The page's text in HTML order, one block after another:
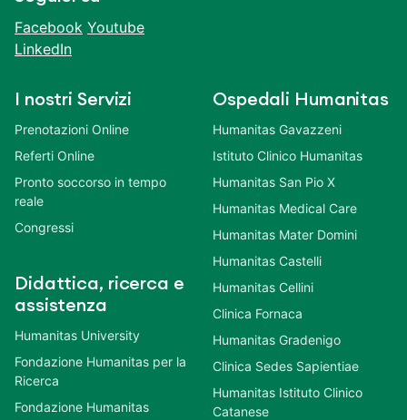
Facebook Youtube
LinkedIn
I nostri Servizi
Prenotazioni Online
Referti Online
Pronto soccorso in tempo
reale
Congressi
Didattica, ricerca e
assistenza
Humanitas University
Fondazione Humanitas per la
Ricerca
Fondazione Humanitas
Ospedali Humanitas
Humanitas Gavazzeni
Istituto Clinico Humanitas
Humanitas San Pio X
Humanitas Medical Care
Humanitas Mater Domini
Humanitas Castelli
Humanitas Cellini
Clinica Fornaca
Humanitas Gradenigo
Clinica Sedes Sapientiae
Humanitas Istituto Clinico
Catanese